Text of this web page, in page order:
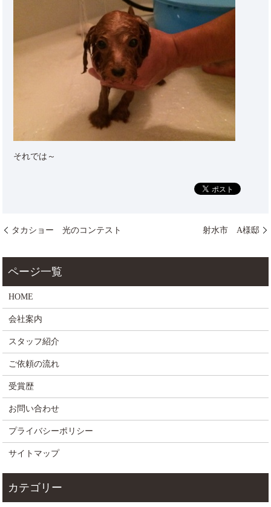
それでは～
タカショー 光のコンテスト 射水市 A様邸
HOME
会社案内
スタッフ紹介
ご依頼の流れ
受賞歴
お問い合わせ
プライバシーポリシー
サイトマップ